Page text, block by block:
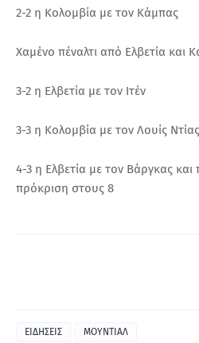
2-2 η Κολομβία με τον Κάμπας
Χαμένο πέναλτι από Ελβετία και
3-2 η Ελβετία με τον Ιτέν
3-3 η Κολομβία με τον Λουίς Ντίας
4-3 η Ελβετία με τον Βάργκας και
πρόκριση στους 8
ΕΙΔΗΣΕΙΣ ΜΟΥΝΤΙΑΛ